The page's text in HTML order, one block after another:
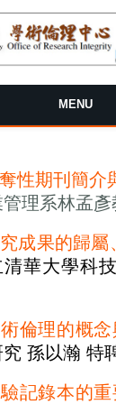
MENU
性期刊簡介
理系林孟
成果的歸屬
清華大學科
倫理的概念
孫以瀚 特
記錄本的重